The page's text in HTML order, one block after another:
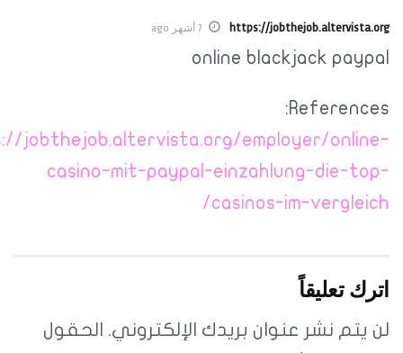
https:// 7 أشهر ago
online blackjack
https://jobthejob.altervista.org/employer/
casino-mit-paypal-einzahlung-
casinos-im-
نشر عنوان بريدك الإلكتروني. الحقول